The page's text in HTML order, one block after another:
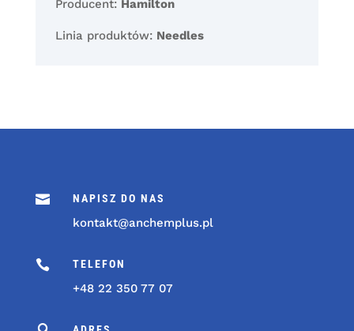
Producent: Hamilton
Linia produktów: Needles
 NAPISZ DO NAS
kontakt@anchemplus.pl
 TELEFON
+48 22 350 77 07